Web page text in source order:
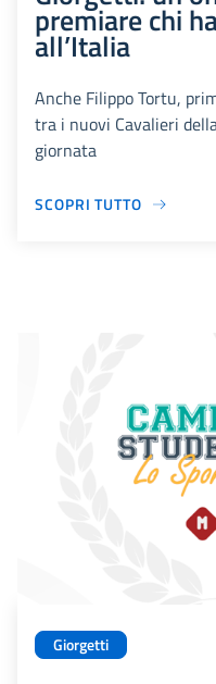
premiare chi
all’Italia
Anche Filippo Tortu,
tra i nuovi Cavalieri
giornata
SCOPRI TUTTO
Giorgetti